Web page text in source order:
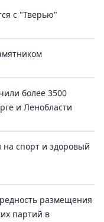
с "Тверью"
более 3500
и Ленобласти
спорт и здоровый
размещения
партий в